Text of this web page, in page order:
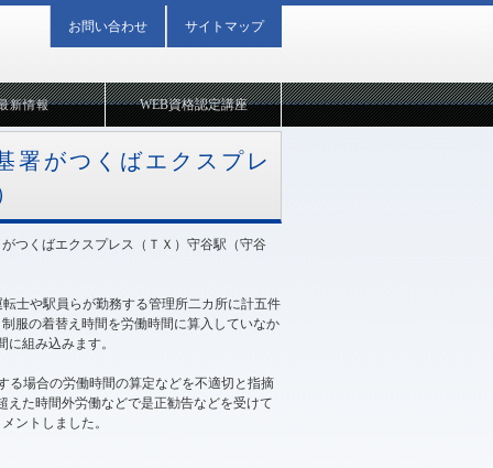
新情報
署がつくばエクスプレ
つくばエクスプレス（ＴＸ）守谷駅（守谷
士や駅員らが勤務する管理所二カ所に計五件
服の着替え時間を労働時間に算入していなか
組み込みます。
る場合の労働時間の算定などを不適切と指摘
えた時間外労働などで是正勧告などを受けて
メントしました。
WEB資格認定講座
お問い合わせ サイトマップ